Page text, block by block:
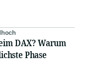
DAX? Warum
Phase